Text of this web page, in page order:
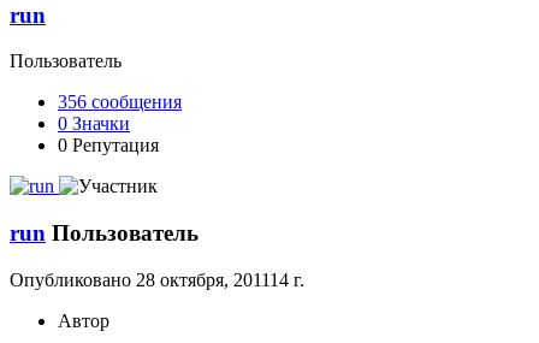
run
Пользователь
356 сообщения
0 Значки
0 Репутация
run Пользователь
Опубликовано 28 октября, 201114 г.
Автор